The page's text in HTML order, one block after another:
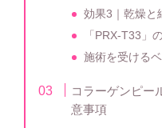
効果3｜乾燥と
「PRX-T33」
施術を受ける
コラーゲンピー
意事項